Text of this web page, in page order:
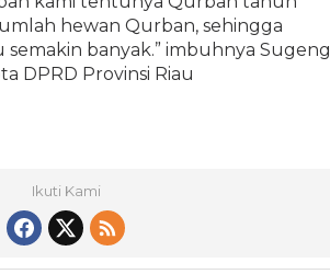
hewan Qurban, sehingga
banyak.” imbuhnya Sugeng
DPRD Provinsi Riau
Ikuti Kami